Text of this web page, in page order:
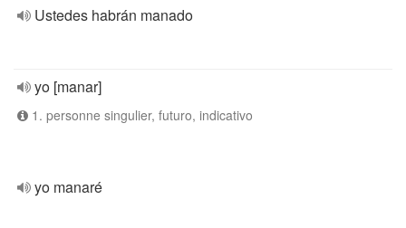
Ustedes habrán manado
yo [manar]
1. personne singulier, futuro, indicativo
yo manaré